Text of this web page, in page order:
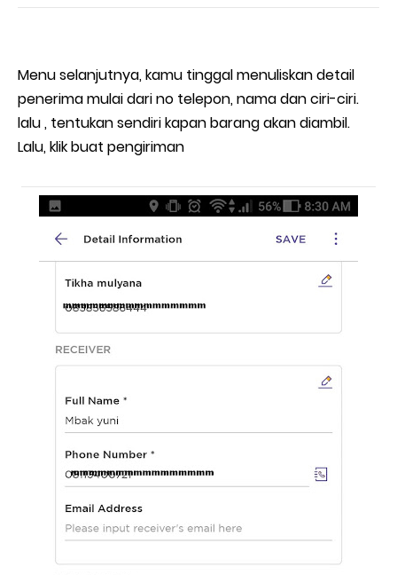
Menu selanjutnya, kamu tinggal menuliskan detail
penerima mulai dari no telepon, nama dan ciri-ciri.
lalu , tentukan sendiri kapan barang akan diambil.
Lalu, klik buat pengiriman